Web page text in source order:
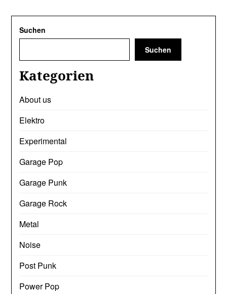
Suchen
Suchen
Kategorien
About us
Elektro
Experimental
Garage Pop
Garage Punk
Garage Rock
Metal
Noise
Post Punk
Power Pop